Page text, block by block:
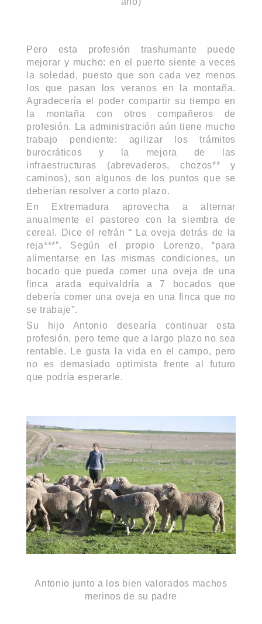
Pero esta profesión trashumante puede
mejorar y mucho: en el puerto siente a veces
la soledad, puesto que son cada vez menos
los que pasan los veranos en la montaña.
Agradecería el poder compartir su tiempo en
la montaña con otros compañeros de
profesión. La administración aún tiene mucho
trabajo pendiente: agilizar los trámites
burocráticos y la mejora de las
infraestructuras (abrevaderos, chozos** y
caminos), son algunos de los puntos que se
deberían resolver a corto plazo.
En Extremadura aprovecha a alternar
anualmente el pastoreo con la siembra de
cereal. Dice el refrán “ La oveja detrás de la
reja***”. Según el propio Lorenzo, “para
alimentarse en las mismas condiciones, un
bocado que pueda comer una oveja de una
finca arada equivaldría a 7 bocados que
debería comer una oveja en una finca que no
se trabaje”.
Su hijo Antonio desearía continuar esta
profesión, pero teme que a largo plazo no sea
rentable. Le gusta la vida en el campo, pero
no es demasiado optimista frente al futuro
que podría esperarle.
Antonio junto a los bien valorados machos
merinos de su padre